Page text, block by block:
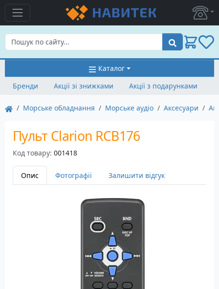
Пошук
Каталог
Бренди
Акції зі знижками Акції з подарунками
Морське обладнання Морське аудіо Аксесуари
Пульт Clarion RCB176
Код товару: 001418
Опис Фотографії Залишити відгук